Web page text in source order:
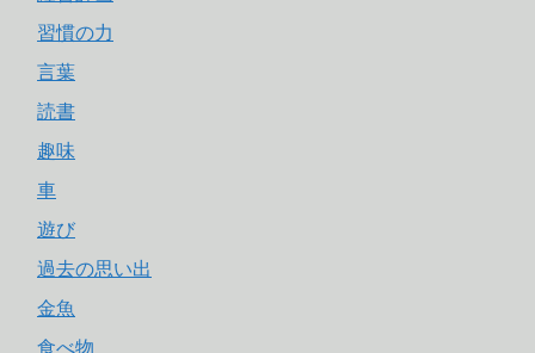
習慣の力
言葉
読書
趣味
車
遊び
過去の思い出
金魚
食べ物